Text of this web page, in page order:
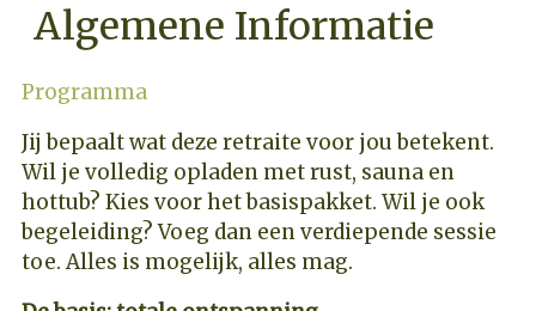
Algemene Informatie
Programma
Jij bepaalt wat deze retraite voor jou betekent.
Wil je volledig opladen met rust, sauna en
hottub? Kies voor het basispakket. Wil je ook
begeleiding? Voeg dan een verdiepende sessie
toe. Alles is mogelijk, alles mag.